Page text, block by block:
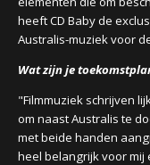
heeft CD Baby de
Australis-muziek voor
Wat zijn je
"Filmmuziek schrijven
om naast Australis te
met beide handen
heel belangrijk voor mij